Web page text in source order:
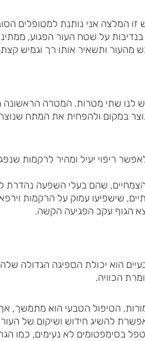
המלצה אני נותנת למטופלים
על שטח העור הפגוע,
ותשאיר אותו רך וגמיש קצת
לנו שתי מטרות. המטרה
במקום ולהפחית את המתח
ריפוי יעיל ומהיר לרקמות
שהם בעלי השפעה נהדרת
שישפיעו עמוק על הרקמות
הגוף עקב הפגיעה הקשה.
הוא יכולת הספיגה הגדולה
הכוויה.
הטיפול הטבעי הוא
להשיג חידוש ושיקום של
בסימפטומים לא נעימים, כמו